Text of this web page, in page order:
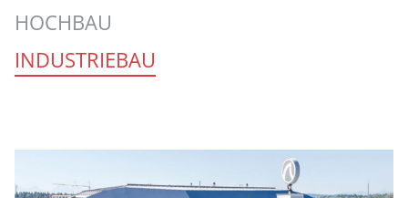
HOCHBAU
INDUSTRIEBAU